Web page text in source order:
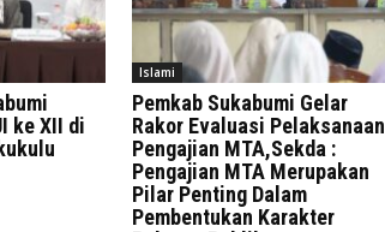
ke XII di
Islami
Pemkab Sukabumi Gelar
Rakor Evaluasi Pelaksanaan
Pengajian MTA,Sekda :
Pengajian MTA Merupakan
Pilar Penting Dalam
Pembentukan Karakter